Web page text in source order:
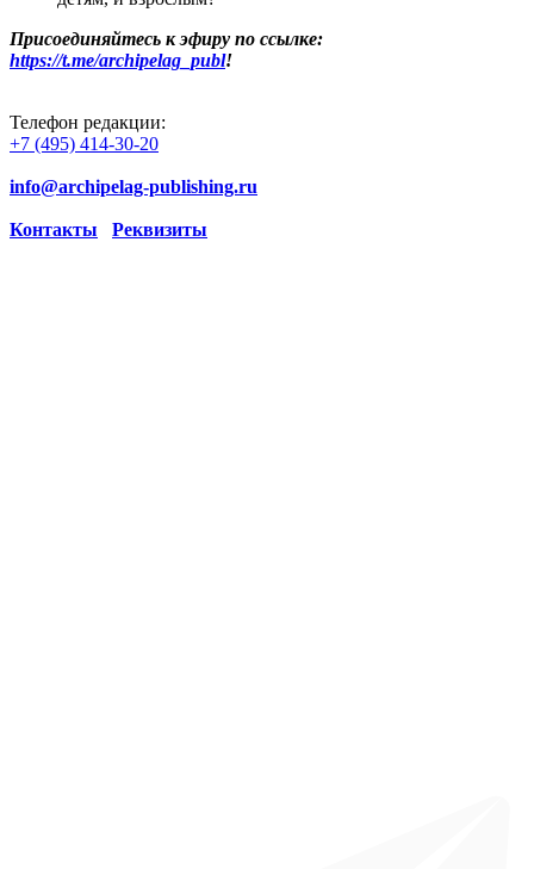
Присоединяйтесь к эфиру по ссылке:
https://t.me/archipelag_publ!
Телефон редакции:
+7 (495) 414-30-20
info@archipelag-publishing.ru
Контакты Реквизиты